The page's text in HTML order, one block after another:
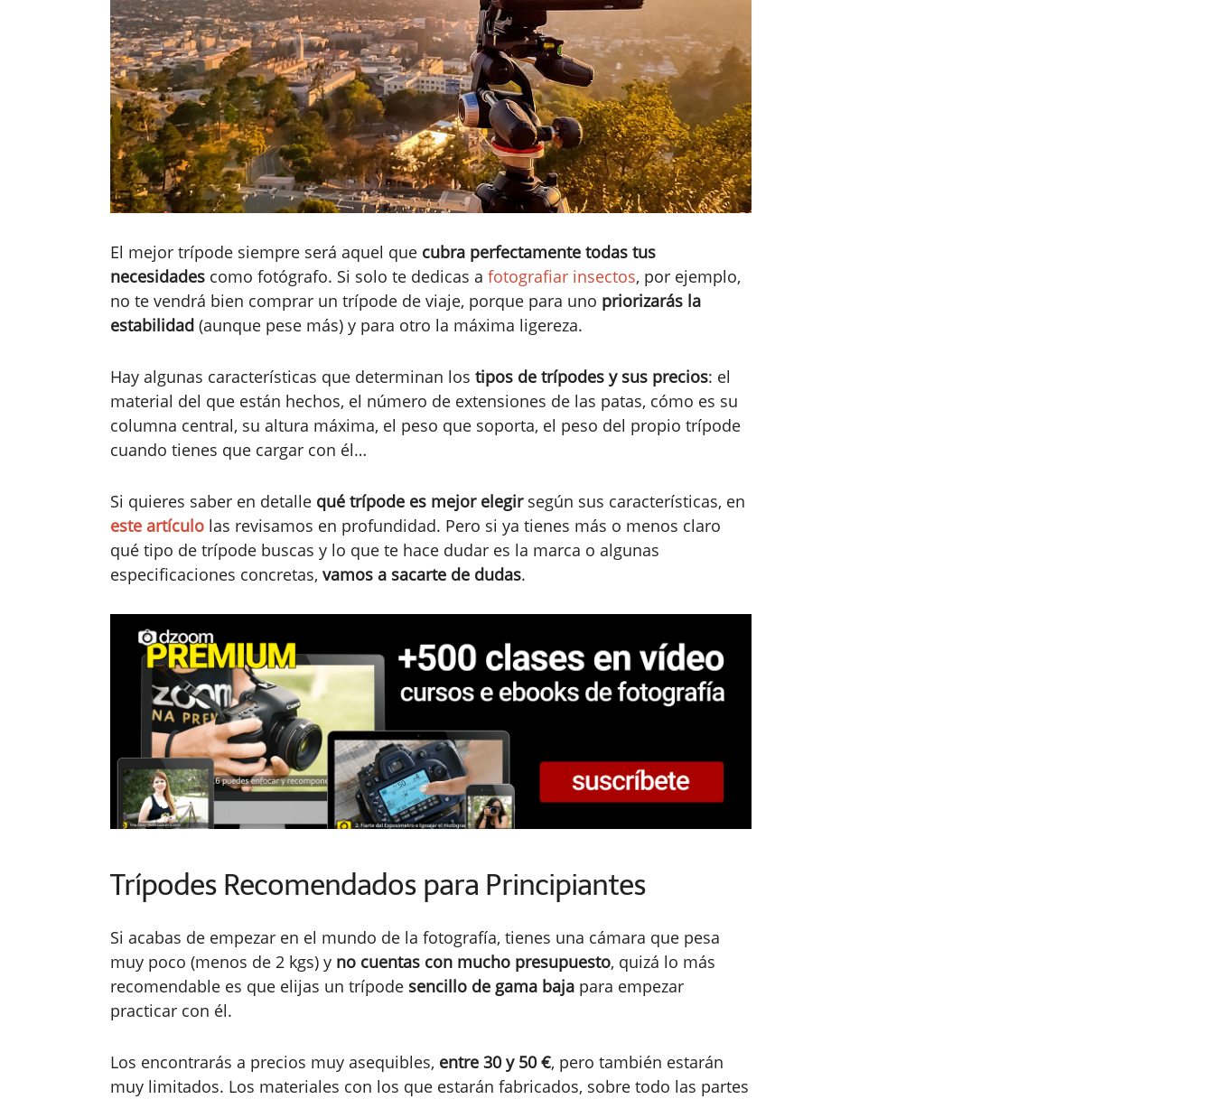
El mejor trípode siempre será aquel que cubra perfectamente todas tus
necesidades como fotógrafo. Si solo te dedicas a fotografiar insectos, por ejemplo,
no te vendrá bien comprar un trípode de viaje, porque para uno priorizarás la
estabilidad (aunque pese más) y para otro la máxima ligereza.
Hay algunas características que determinan los tipos de trípodes y sus precios: el
material del que están hechos, el número de extensiones de las patas, cómo es su
columna central, su altura máxima, el peso que soporta, el peso del propio trípode
cuando tienes que cargar con él…
Si quieres saber en detalle qué trípode es mejor elegirsegún sus características, en
este artículo las revisamos en profundidad. Pero si ya tienes más o menos claro
qué tipo de trípode buscas y lo que te hace dudar es la marca o algunas
especificaciones concretas, vamos a sacarte de dudas.
Trípodes Recomendados para Principiantes
Si acabas de empezar en el mundo de la fotografía, tienes una cámara que pesa
muy poco (menos de 2 kgs) y no cuentas con mucho presupuesto, quizá lo más
recomendable es que elijas un trípode sencillo de gama baja para empezar
practicar con él.
Los encontrarás a precios muy asequibles, entre 30 y 50 €, pero también estarán
muy limitados. Los materiales con los que estarán fabricados, sobre todo las partes